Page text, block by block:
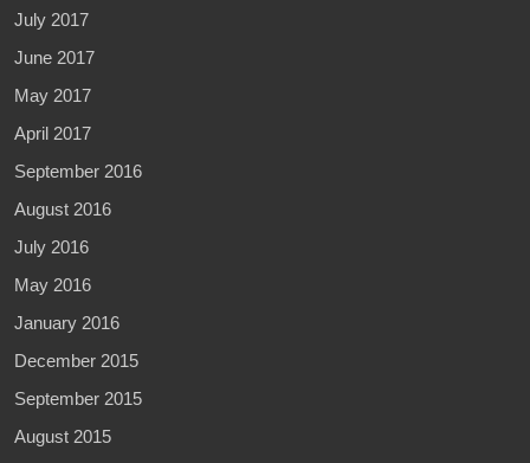
July 2017
June 2017
May 2017
April 2017
September 2016
August 2016
July 2016
May 2016
January 2016
December 2015
September 2015
August 2015